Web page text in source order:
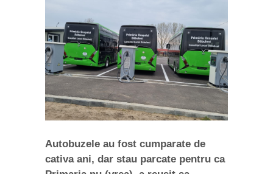
Autobuzele au fost cumparate de
cativa ani, dar stau parcate pentru ca